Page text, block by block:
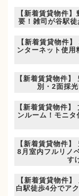
【新着賃貸物件
要！雑司が谷駅
【新着賃貸物件
ンターネット使
【新着賃貸物件
別・2面採
【新着賃貸物件
ンルーム！モニ
【新着賃貸物件
8月室内フルリノ
す
【新着賃貸物件
白駅徒歩4分でア